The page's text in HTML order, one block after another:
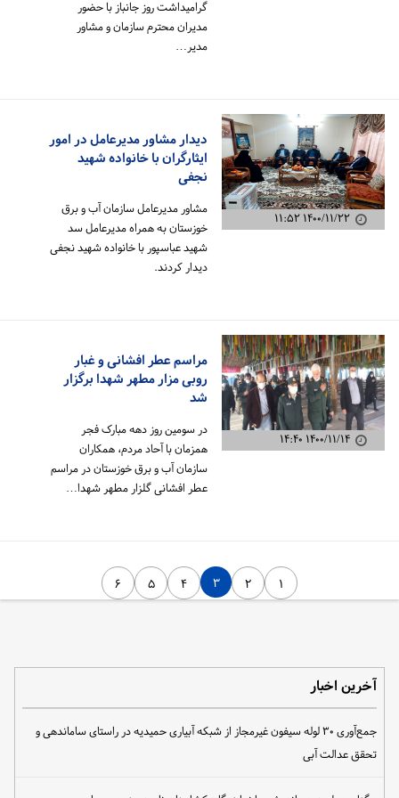
گرامیداشت روز جانباز با حضور
مدیران محترم سازمان و مشاور
مدیر…
۱۴۰۰/۱۱/۲۲ ۱۱:۵۲
دیدار مشاور مدیرعامل در امور
ایثارگران با خانواده شهید
نجفی
مشاور مدیرعامل سازمان آب و برق
خوزستان به همراه مدیرعامل سد
شهید عباسپور با خانواده شهید نجفی
دیدار کردند.
۱۴۰۰/۱۱/۱۴ ۱۴:۴۰
مراسم عطر افشانی و غبار
روبی مزار مطهر شهدا برگزار
شد
در سومین روز دهه مبارک فجر
همزمان با آحاد مردم، همکاران
سازمان آب و برق خوزستان در مراسم
عطر افشانی گلزار مطهر شهدا…
۱ ۲ ۳ ۴ ۵ ۶
آخرین اخبار
جمع‌آوری ۳۰ لوله سیفون غیرمجاز از شبکه آبیاری حمیدیه در راستای ساماندهی و
تحقق عدالت آبی